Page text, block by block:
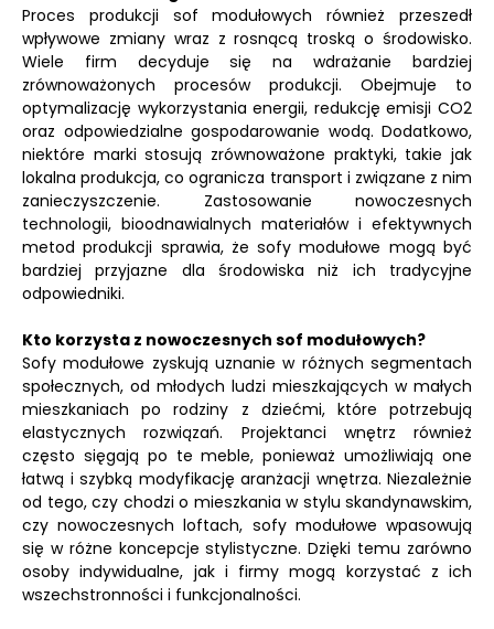
Proces produkcji sof modułowych również przeszedł
wpływowe zmiany wraz z rosnącą troską o środowisko.
Wiele firm decyduje się na wdrażanie bardziej
zrównoważonych procesów produkcji. Obejmuje to
optymalizację wykorzystania energii, redukcję emisji CO2
oraz odpowiedzialne gospodarowanie wodą. Dodatkowo,
niektóre marki stosują zrównoważone praktyki, takie jak
lokalna produkcja, co ogranicza transport i związane z nim
zanieczyszczenie. Zastosowanie nowoczesnych
technologii, bioodnawialnych materiałów i efektywnych
metod produkcji sprawia, że sofy modułowe mogą być
bardziej przyjazne dla środowiska niż ich tradycyjne
odpowiedniki.
Kto korzysta z nowoczesnych sof modułowych?
Sofy modułowe zyskują uznanie w różnych segmentach
społecznych, od młodych ludzi mieszkających w małych
mieszkaniach po rodziny z dziećmi, które potrzebują
elastycznych rozwiązań. Projektanci wnętrz również
często sięgają po te meble, ponieważ umożliwiają one
łatwą i szybką modyfikację aranżacji wnętrza. Niezależnie
od tego, czy chodzi o mieszkania w stylu skandynawskim,
czy nowoczesnych loftach, sofy modułowe wpasowują
się w różne koncepcje stylistyczne. Dzięki temu zarówno
osoby indywidualne, jak i firmy mogą korzystać z ich
wszechstronności i funkcjonalności.